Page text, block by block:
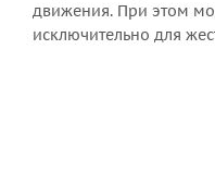
движения. При этом
исключительно для